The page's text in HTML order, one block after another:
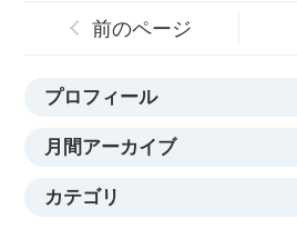
前のページ
プロフィール
月間アーカイブ
カテゴリ